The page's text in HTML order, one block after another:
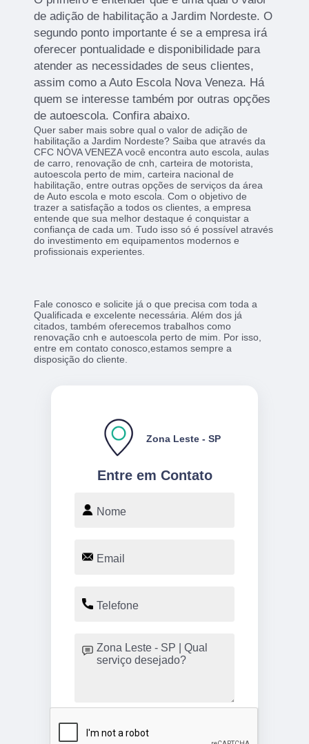
de adição de habilitação a Jardim Nordeste. O
segundo ponto importante é se a empresa irá
oferecer pontualidade e disponibilidade para
atender as necessidades de seus clientes,
assim como a Auto Escola Nova Veneza. Há
quem se interesse também por outras opções
de autoescola. Confira abaixo.
Quer saber mais sobre qual o valor de adição de
habilitação a Jardim Nordeste? Saiba que através da
CFC NOVA VENEZA você encontra auto escola, aulas
de carro, renovação de cnh, carteira de motorista,
autoescola perto de mim, carteira nacional de
habilitação, entre outras opções de serviços da área
de Auto escola e moto escola. Com o objetivo de
trazer a satisfação a todos os clientes, a empresa
entende que sua melhor destaque é conquistar a
confiança de cada um. Tudo isso só é possível através
do investimento em equipamentos modernos e
profissionais experientes.
Fale conosco e solicite já o que precisa com toda a
Qualificada e excelente necessária. Além dos já
citados, também oferecemos trabalhos como
renovação cnh e autoescola perto de mim. Por isso,
entre em contato conosco,estamos sempre a
disposição do cliente.
Entre em Contato
Zona Leste - SP